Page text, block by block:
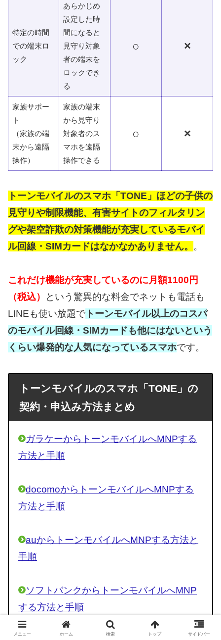
特定の時間
での端末ロ
ック
あらかじめ
設定した時
間になると
見守り対象
者の端末を
ロックでき
る
○ ×
家族サポー
ト
（家族の端
末から遠隔
操作）
家族の端末
から見守り
対象者のス
マホを遠隔
操作できる
○ ×
トーンモバイルのスマホ「TONE」ほどの子供の
見守りや制限機能、有害サイトのフィルタリン
グや架空詐欺の対策機能が充実しているモバイ
ル回線・SIMカードはなかなかありません。 。
これだけ機能が充実しているのに月額1100円
（税込）
という驚異的な料金でネットも電話も
LINEも使い放題で トーンモバイル以上のコスパ
のモバイル回線・SIMカードも他にはないという
くらい爆発的な人気になっているスマホです。
トーンモバイルのスマホ「TONE」の
契約・申込み方法まとめ
ガラケーからトーンモバイルへMNPする
方法と手順
docomoからトーンモバイルへMNPする
方法と手順
auからトーンモバイルへMNPする方法と
手順
ソフトバンクからトーンモバイルへMNP
する方法と手順
メニュー ホーム 検索 トップ サイドバー